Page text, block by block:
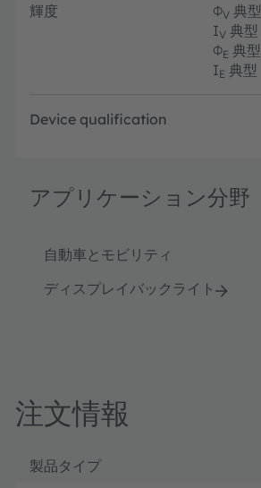
輝度 ΦV 典型
IV 典型
ΦE 典型
IE 典型
Device qualification
アプリケーション分野
自動車とモビリティ
ディスプレイバックライト
注文情報
製品タイプ